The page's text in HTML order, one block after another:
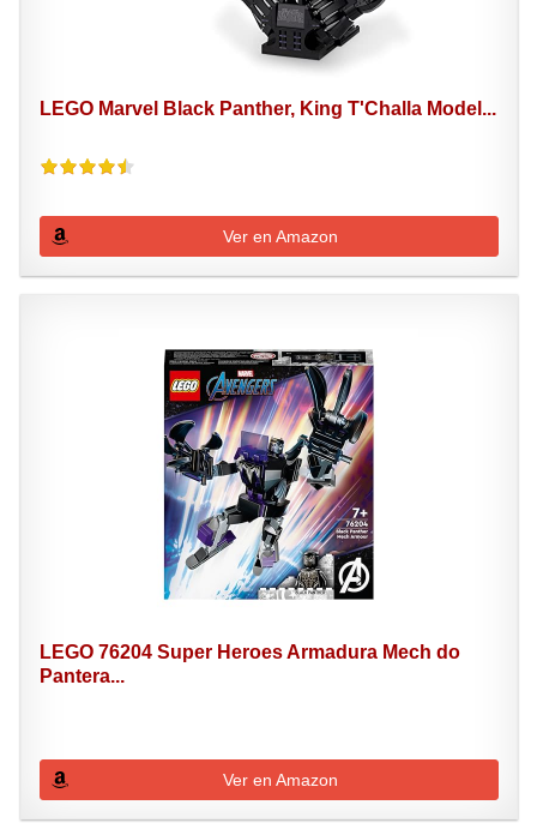
LEGO Marvel Black Panther, King T'Challa Model...
Ver en Amazon
LEGO 76204 Super Heroes Armadura Mech do
Pantera...
Ver en Amazon